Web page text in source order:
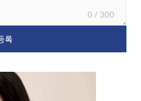
0 / 300